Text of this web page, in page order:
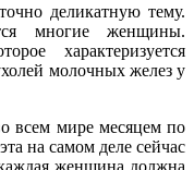
деликатную тему.
многие женщины.
характеризуется
молочных желез у
всем мире месяцем по
на самом деле сейчас
женщина должна